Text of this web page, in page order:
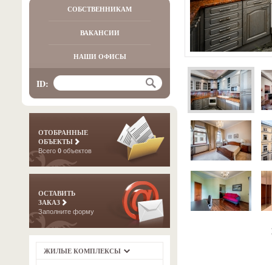
СОБСТВЕННИКАМ
ВАКАНСИИ
НАШИ ОФИСЫ
ID:
ОТОБРАННЫЕ
ОБЪЕКТЫ
Всего 0 объектов
ОСТАВИТЬ
ЗАКАЗ
Заполните форму
ЖИЛЫЕ КОМПЛЕКСЫ